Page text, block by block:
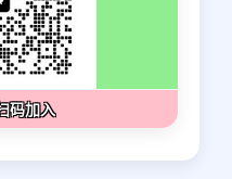
码加入